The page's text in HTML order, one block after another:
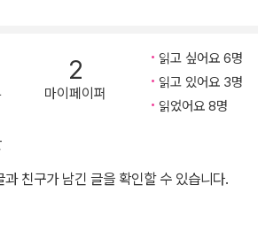
2
마이페이퍼
읽고 싶어요 6명
읽고 있어요 3명
읽었어요 8명
친구가 남긴 글을 확인할 수 있습니다.